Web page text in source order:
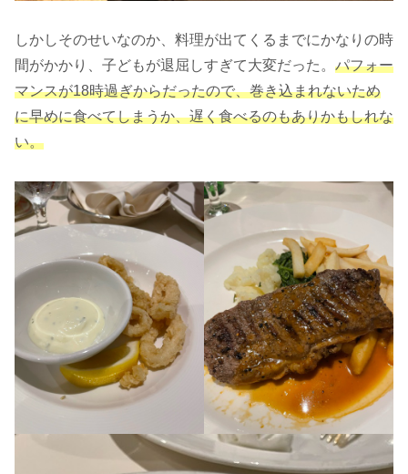
しかしそのせいなのか、料理が出てくるまでにかなりの時
間がかかり、子どもが退屈しすぎて大変だった。 パフォー
マンスが18時過ぎからだったので、巻き込まれないため
に早めに食べてしまうか、遅く食べるのもありかもしれな
い。